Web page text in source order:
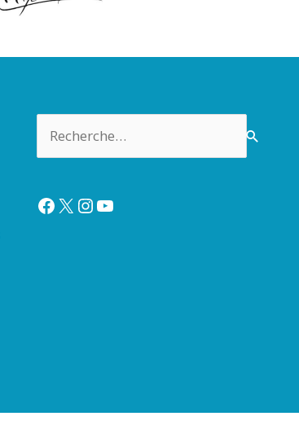
Facebook
X Instagram
YouTube